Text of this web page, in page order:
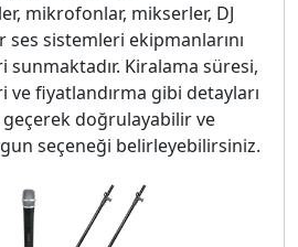
mikrofonlar, mikserler, DJ
ses sistemleri ekipmanlarını
sunmaktadır. Kiralama süresi,
ve fiyatlandırma gibi detayları
doğrulayabilir ve
seçeneği belirleyebilirsiniz.